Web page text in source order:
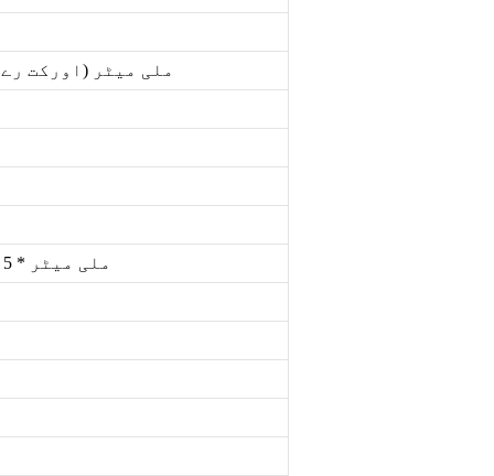
<0.1 ملی میٹر (اورکت
23 ملی میٹر * 5 ملی میٹر